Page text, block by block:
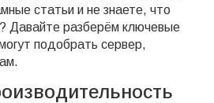
статьи и не знаете, что
Давайте разберём ключевые
подобрать сервер,